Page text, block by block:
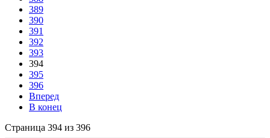
389
390
391
392
393
394
395
396
Вперед
В конец
Страница 394 из 396